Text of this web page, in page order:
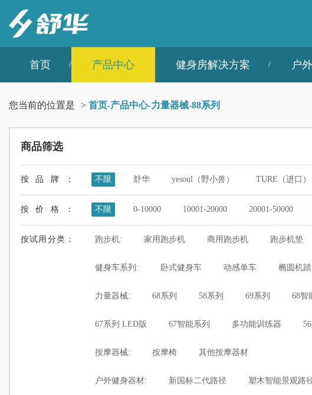
首页 产品中心 健身房解决方案 户
您当前的位置是 > 首页-产品中心-力量器械-88系列
商品筛选
按品牌： 不限 舒华 yesoul（野小兽） TURE（进口）
按价格： 不限 0-10000 10001-20000 20001-50000
按试用分类： 跑步机: 家用跑步机 商用跑步机 跑步机垫
健身车系列: 卧式健身车 动感单车 椭圆机
力量器械: 68系列 58系列 69系列 68智
67系列 LED版 67智能系列 多功能训练器
按摩器械: 按摩椅 其他按摩器材
户外健身器材: 新国标二代路径 塑木智能景观路